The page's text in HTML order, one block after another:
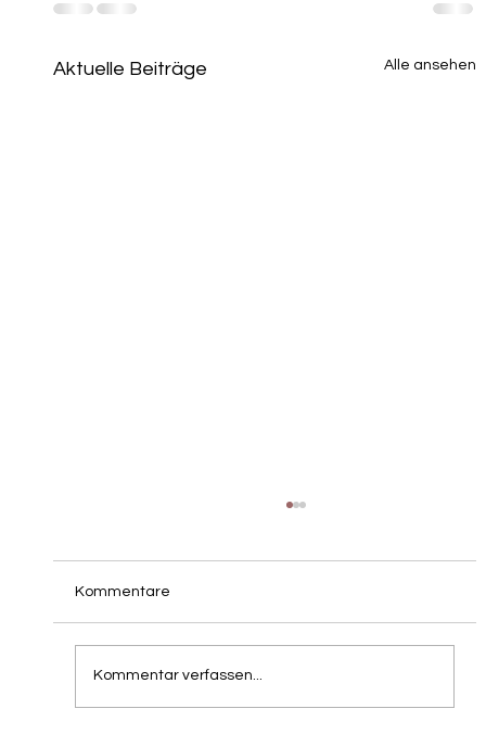
Aktuelle Beiträge Alle ansehen
Kommentare
Kommentar verfassen...